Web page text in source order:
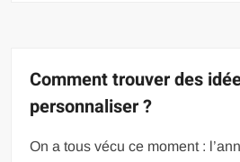
Comment trouver des
personnaliser ?
On a tous vécu ce moment :